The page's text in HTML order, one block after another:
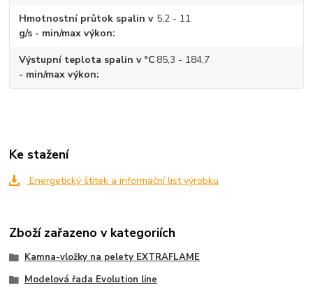
Hmotnostní průtok spalin v
g/s - min/max výkon
5,2 - 11
Výstupní teplota spalin v °C
- min/max výkon
85,3 - 184,7
Ke stažení
Energetický štítek a informační list výrobku
Zboží zařazeno v kategoriích
Kamna-vložky na pelety EXTRAFLAME
Modelová řada Evolution line